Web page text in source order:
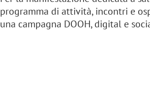
programma di attività, incontri e
una campagna DOOH, digital e